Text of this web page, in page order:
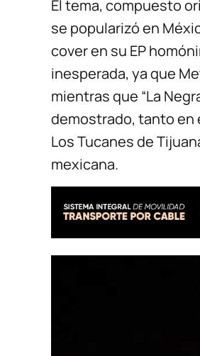
El tema, compuesto
se popularizó en
cover en su EP
inesperada, ya que
mientras que “La
demostrado, tanto en
Los Tucanes de
mexicana.